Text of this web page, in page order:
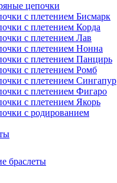
цепочки
с плетением Бисмарк
с плетением Корда
с плетением Лав
с плетением Нонна
с плетением Панцирь
с плетением Ромб
с плетением Сингапур
с плетением Фигаро
с плетением Якорь
с родированием
браслеты